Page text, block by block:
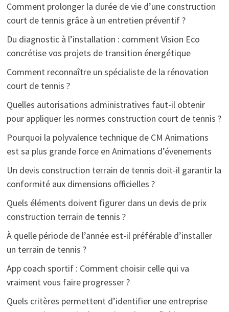
Comment prolonger la durée de vie d’une construction
court de tennis grâce à un entretien préventif ?
Du diagnostic à l’installation : comment Vision Eco
concrétise vos projets de transition énergétique
Comment reconnaître un spécialiste de la rénovation
court de tennis ?
Quelles autorisations administratives faut-il obtenir
pour appliquer les normes construction court de tennis ?
Pourquoi la polyvalence technique de CM Animations
est sa plus grande force en Animations d’évenements
Un devis construction terrain de tennis doit-il garantir la
conformité aux dimensions officielles ?
Quels éléments doivent figurer dans un devis de prix
construction terrain de tennis ?
À quelle période de l’année est-il préférable d’installer
un terrain de tennis ?
App coach sportif : Comment choisir celle qui va
vraiment vous faire progresser ?
Quels critères permettent d’identifier une entreprise